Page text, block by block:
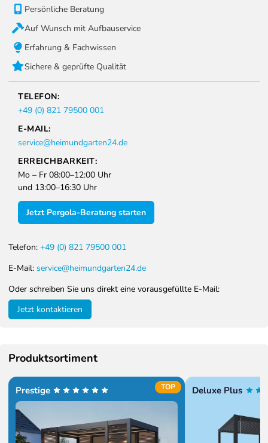
Persönliche Beratung
Auf Wunsch mit Aufbauservice
Erfahrung & Fachwissen
Sichere & geprüfte Qualität
TELEFON:
+49 (0) 821 79500 001
E-MAIL:
service@heimundgarten24.de
ERREICHBARKEIT:
Mo – Fr 08:00–12:00 Uhr
und 13:00–16:30 Uhr
Jetzt Pergola-Beratung starten
Telefon: +49 (0) 821 79500 001
E-Mail: service@heimundgarten24.de
Oder schreiben Sie uns direkt eine vorausgefüllte E-Mail:
Jetzt kontaktieren
Produktsortiment
Prestige TOP Deluxe Plus